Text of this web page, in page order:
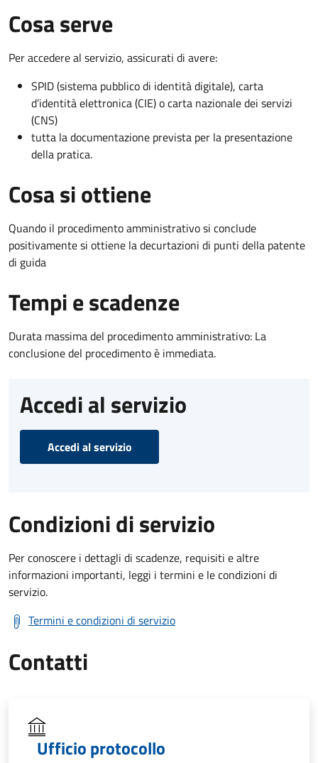
Cosa serve
Per accedere al servizio, assicurati di avere:
SPID (sistema pubblico di identità digitale), carta
d’identità elettronica (CIE) o carta nazionale dei servizi
(CNS)
tutta la documentazione prevista per la presentazione
della pratica.
Cosa si ottiene
Quando il procedimento amministrativo si conclude
positivamente si ottiene la decurtazioni di punti della patente
di guida
Tempi e scadenze
Durata massima del procedimento amministrativo: La
conclusione del procedimento è immediata.
Accedi al servizio
Accedi al servizio
Condizioni di servizio
Per conoscere i dettagli di scadenze, requisiti e altre
informazioni importanti, leggi i termini e le condizioni di
servizio.
Termini e condizioni di servizio
Contatti
Ufficio protocollo